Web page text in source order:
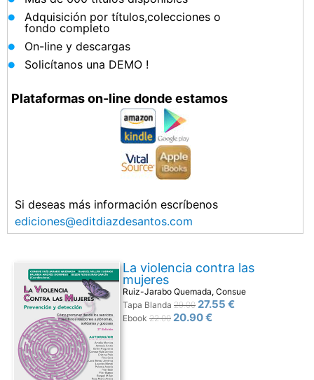
Adquisición por títulos,colecciones o
fondo completo
On-line y descargas
Solicítanos una DEMO !
Plataformas on-line donde estamos
Si deseas más información escríbenos
ediciones@editdiazdesantos.com
La violencia contra las
mujeres
Ruiz-Jarabo Quemada, Consue
Tapa Blanda 29.00 27.55 €
Ebook 22.00 20.90 €